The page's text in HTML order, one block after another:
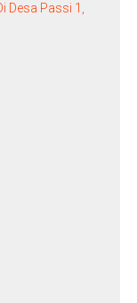
Desa Passi 1,